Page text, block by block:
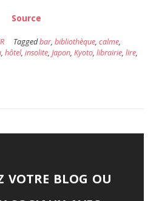
Source
Taggedbar, bibliothèque, calme,
, hôtel, insolite, Japon, Kyoto, librairie, lire,
votre blog ou